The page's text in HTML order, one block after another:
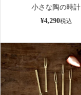
小さな陶の時計
¥4,290税込